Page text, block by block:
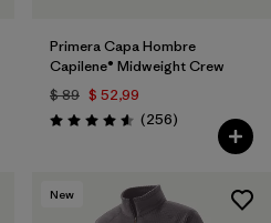
Primera Capa Hombre
Capilene® Midweight Crew
$ 89 $ 52,99
Valoración: 4.6 / 5
(256Comentarios
)
New